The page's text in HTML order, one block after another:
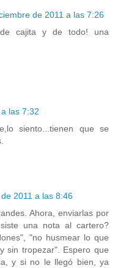
de 2011 a las 7:26
cajita y de todo! una
las 7:32
siento...tienen que se
2011 a las 8:46
Ahora, enviarlas por
una nota al cartero?
"no husmear lo que
sin tropezar". Espero que
y si no le llegó bien, ya